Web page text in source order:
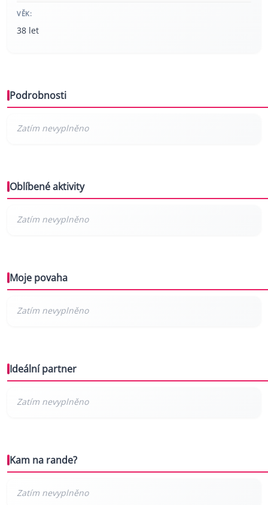
VĚK:
38 let
Podrobnosti
Oblíbené aktivity
Moje povaha
Ideální partner
Kam na rande?